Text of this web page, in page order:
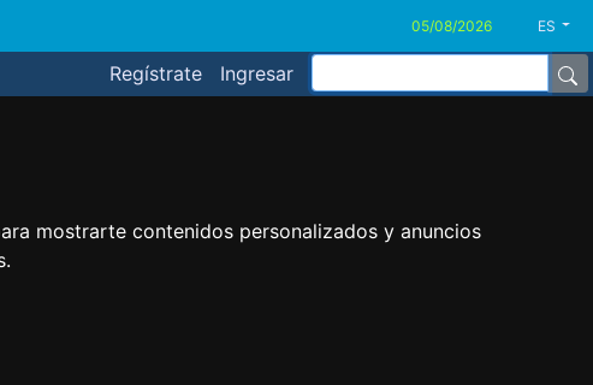
mostrarte contenidos personalizados y anuncios
ES
Regístrate Ingresar